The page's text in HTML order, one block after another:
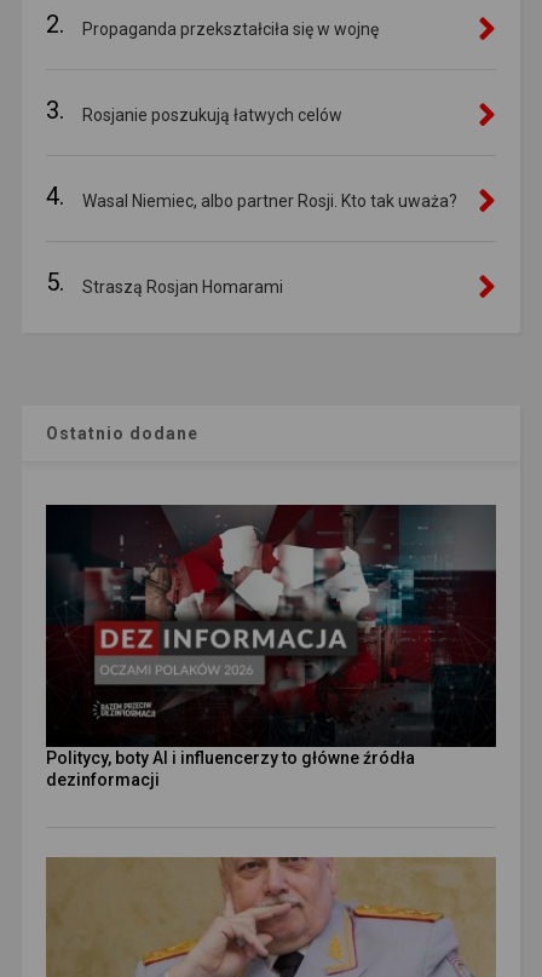
2. Propaganda przekształciła się w wojnę
3. Rosjanie poszukują łatwych celów
4. Wasal Niemiec, albo partner Rosji. Kto tak uważa?
5. Straszą Rosjan Homarami
Ostatnio dodane
Politycy, boty AI i influencerzy to główne źródła
dezinformacji